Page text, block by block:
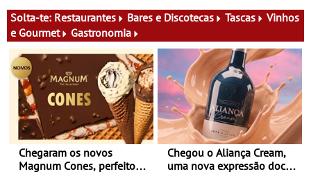
Solta-te: Restaurantes Bares e Discotecas Tascas
Vinhos
e Gourmet
Gastronomia
Chegaram os novos
Magnum Cones, perfeitos
Chegou o Aliança Cream,
uma nova expressão doce